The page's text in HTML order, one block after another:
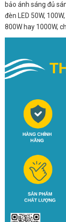
bảo ánh sáng đủ
đèn LED 50W,
800W hay 1000W,